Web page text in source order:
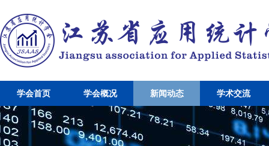
学会首页 学会概况 新闻动态 学术交流